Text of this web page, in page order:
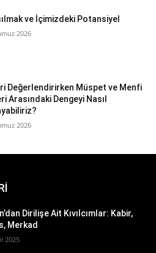
ve İçimizdeki Potansiyel
2026
Değerlendirirken Müspet ve Menfi
Arasındaki Dengeyi Nasıl
2026
Dirilişe Ait Kıvılcımlar: Kabir,
Merkad
2025